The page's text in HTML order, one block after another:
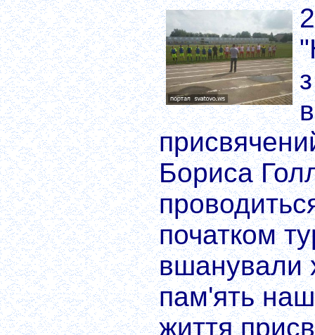
Бориса
початком
вшанували
пам'ять
життя